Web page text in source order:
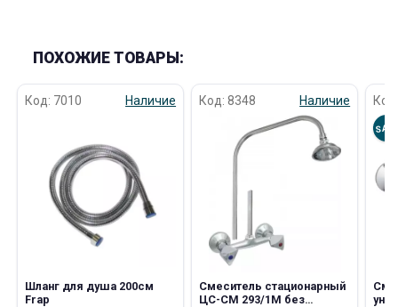
ПОХОЖИЕ ТОВАРЫ:
Код: 7010 Наличие
Шланг для душа 200см
Frap
Код: 8348 Наличие
Смеситель стационарный
ЦС-СМ 293/1М без
SALE